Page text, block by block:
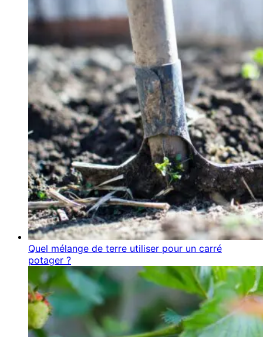
Quel mélange de terre utiliser pour un carré
potager ?